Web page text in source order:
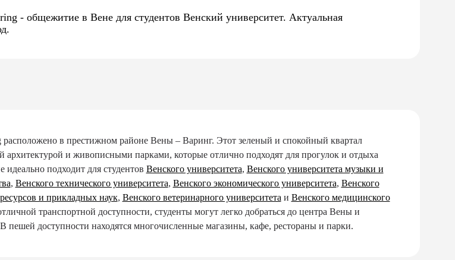
- общежитие в Вене для студентов Венский университет. Актуальная
расположено в престижном районе Вены – Варинг. Этот зеленый и спокойный квартал
архитектурой и живописными парками, которые отлично подходят для прогулок и отдыха
подходит для студентов Венского университета, Венского университета музыки и
, Венского технического университета, Венского экономического университета, Венского
и прикладных наук, Венского ветеринарного университета и Венского медицинского
транспортной доступности, студенты могут легко добраться до центра Вены и
пешей доступности находятся многочисленные магазины, кафе, рестораны и парки.